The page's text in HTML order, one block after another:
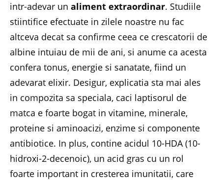
intr-adevar un aliment extraordinar. Studiile
stiintifice efectuate in zilele noastre nu fac
altceva decat sa confirme ceea ce crescatorii de
albine intuiau de mii de ani, si anume ca acesta
confera tonus, energie si sanatate, fiind un
adevarat elixir. Desigur, explicatia sta mai ales
in compozita sa speciala, caci laptisorul de
matca e foarte bogat in vitamine, minerale,
proteine si aminoacizi, enzime si componente
antibiotice. In plus, contine acidul 10-HDA (10-
hidroxi-2-decenoic), un acid gras cu un rol
foarte important in cresterea imunitatii, care